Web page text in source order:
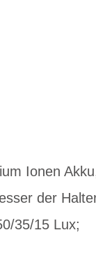
Ionen
der
35/15 Lux;